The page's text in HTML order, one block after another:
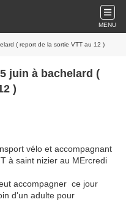
MENU
( report de la sortie VTT au 12 )
juin à bachelard (
)
vélo et accompagnant
à saint nizier au MErcredi
accompagner ce jour
d'un adulte pour